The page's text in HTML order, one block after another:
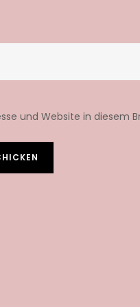
und Website in diesem